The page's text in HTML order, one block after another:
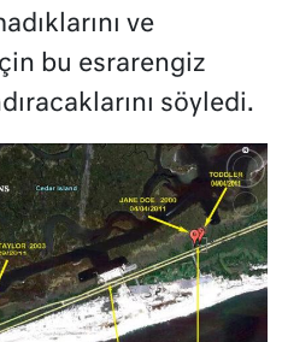
ve
bu esrarengiz
söyledi.